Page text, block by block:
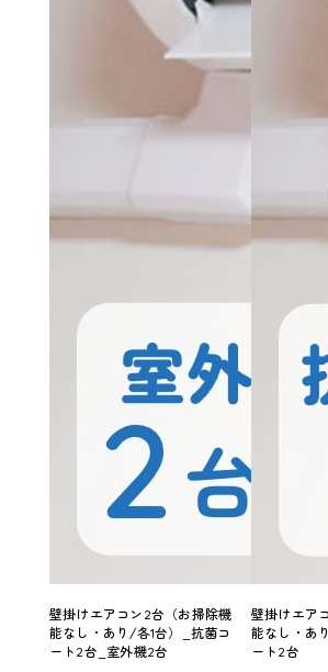
壁掛けエアコン2台（お掃除機
能なし・あり/各1台）_抗菌コ
ート2台_室外機2台
壁掛けエア
能なし・あ
ート2台